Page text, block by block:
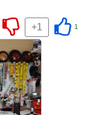
1
+1